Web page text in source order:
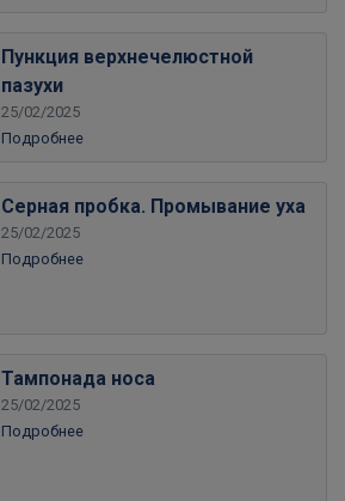
Пункция верхнечелюстной
пазухи
25/02/2025
Подробнее
Серная пробка. Промывание уха
25/02/2025
Подробнее
Тампонада носа
25/02/2025
Подробнее